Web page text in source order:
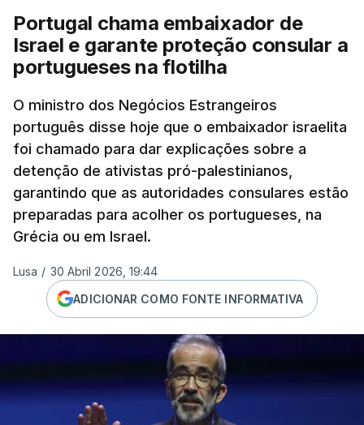
Portugal chama embaixador de
Israel e garante proteção consular a
portugueses na flotilha
O ministro dos Negócios Estrangeiros
português disse hoje que o embaixador israelita
foi chamado para dar explicações sobre a
detenção de ativistas pró-palestinianos,
garantindo que as autoridades consulares estão
preparadas para acolher os portugueses, na
Grécia ou em Israel.
Lusa / 30 Abril 2026, 19:44
ADICIONAR COMO FONTE INFORMATIVA